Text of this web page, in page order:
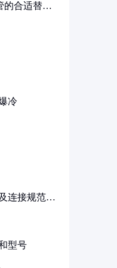
的合适替代
冷
连接规范详
型号